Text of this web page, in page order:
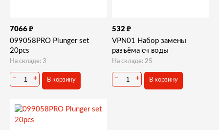
7066 ₽
099058PRO Plunger set
20pcs
На складе: 3
− + В корзину
532 ₽
VPN01 Набор замены
разъёма сч воды
На складе: 25
− + В корзину